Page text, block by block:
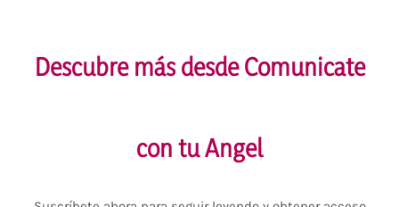
Descubre más desde Comunicate
con tu Angel